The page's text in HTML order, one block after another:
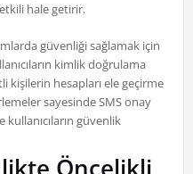
hale getirir.
güvenliği sağlamak için
kimlik doğrulama
kişilerin hesapları ele geçirme
sayesinde SMS onay
güvenlik